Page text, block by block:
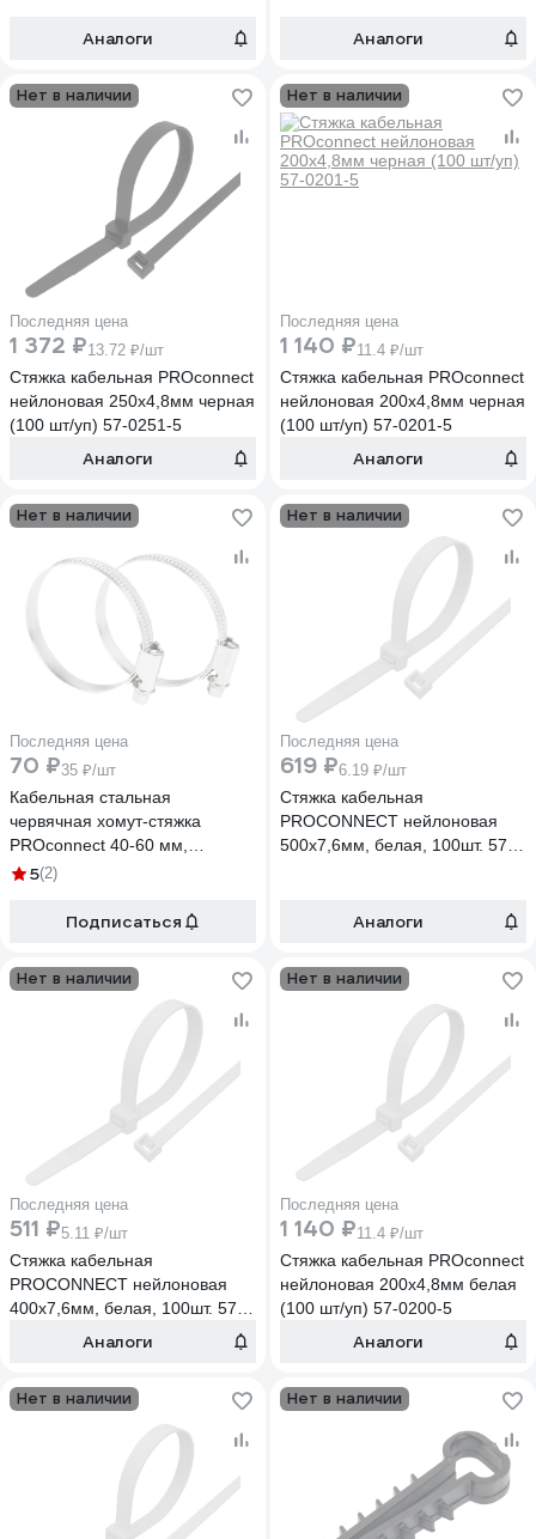
Аналоги Аналоги
Нет в наличии
Последняя цена
1 372 ₽13.72 ₽/шт
Стяжка кабельная PROconnect
нейлоновая 250x4,8мм черная
(100 шт/уп) 57-0251-5
Аналоги
Нет в наличии
Последняя цена
1 140 ₽11.4 ₽/шт
Стяжка кабельная PROconnect
нейлоновая 200x4,8мм черная
(100 шт/уп) 57-0201-5
Аналоги
Нет в наличии
Последняя цена
70 ₽35 ₽/шт
Кабельная стальная
червячная хомут-стяжка
PROconnect 40-60 мм,
упаковка 2 шт. 07-0640-8
5(2)
Подписаться
Нет в наличии
Последняя цена
619 ₽6.19 ₽/шт
Стяжка кабельная
PROCONNECT нейлоновая
500x7,6мм, белая, 100шт. 57-
Аналоги
Нет в наличии
Последняя цена
511 ₽5.11 ₽/шт
Стяжка кабельная
PROCONNECT нейлоновая
400x7,6мм, белая, 100шт. 57-
Аналоги
Нет в наличии
Последняя цена
1 140 ₽11.4 ₽/шт
Стяжка кабельная PROconnect
нейлоновая 200x4,8мм белая
(100 шт/уп) 57-0200-5
Аналоги
Нет в наличии Нет в наличии